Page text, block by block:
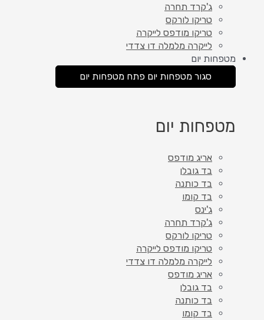
ג'קרד תחרה
טריקו לורקס
טריקו מודפס לייקרה
לייקרה מלמלה דו צדדי
מטפחות יום
סגור מטפחות יום פתח מטפחות יום
מטפחות יום
אריג מודפס
בד גובלן
בד כותנה
בד קומו
ג'ינס
ג'קרד תחרה
טריקו לורקס
טריקו מודפס לייקרה
לייקרה מלמלה דו צדדי
אריג מודפס
בד גובלן
בד כותנה
בד קומו